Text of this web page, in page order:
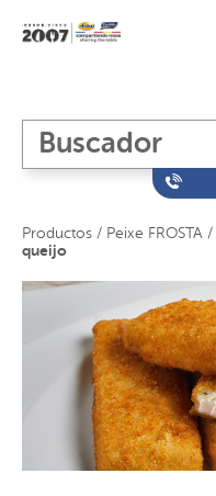
Productos / Peixe FROSTA /
queijo